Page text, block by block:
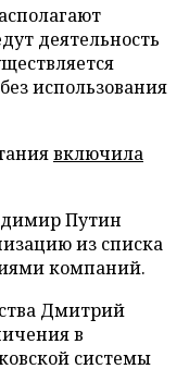
деятельность
использования
включила
Путин
из списка
компаний.
Дмитрий
в
системы